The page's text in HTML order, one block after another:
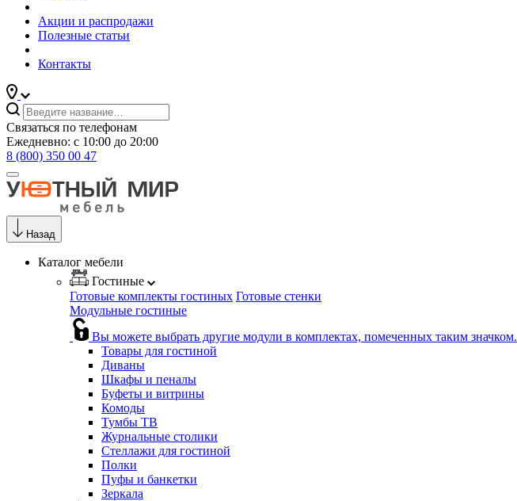
Акции и распродажи
Полезные статьи
Контакты
Связаться по телефонам
Ежедневно: с 10:00 до 20:00
8 (800) 350 00 47
Назад
Каталог мебели
Гостиные
Готовые комплекты гостиных Готовые стенки
Модульные гостиные
Вы можете выбрать другие модули в комплектах, помеченных таким значком.
Товары для гостиной
Диваны
Шкафы и пеналы
Буфеты и витрины
Комоды
Тумбы ТВ
Журнальные столики
Стеллажи для гостиной
Полки
Пуфы и банкетки
Зеркала